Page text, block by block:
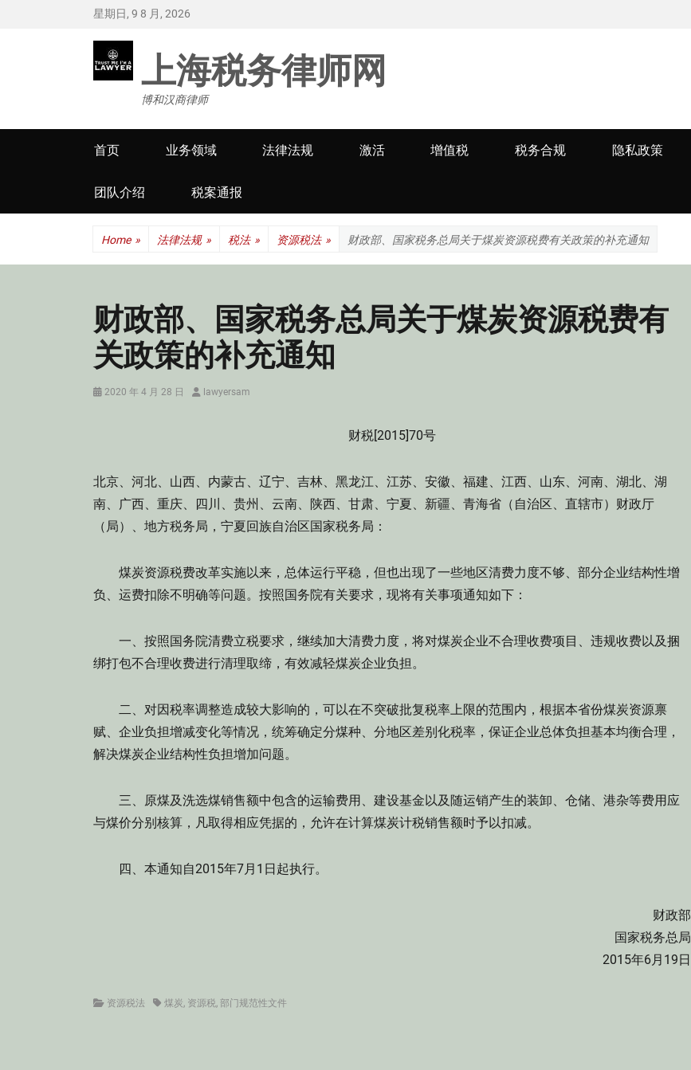
星期日, 9 8 月, 2026
上海税务律师网
博和汉商律师
Primary
menu
首页 业务领域 法律法规 激活 增值税 税务合规 隐私政策
团队介绍 税案通报
Home » 法律法规 » 税法 » 资源税法 » 财政部、国家税务总局关于煤炭资源税费有关政策的补充通知
财政部、国家税务总局关于煤炭资源税费有
关政策的补充通知
Posted
2020 年 4 月 28 日 Authorlawyersam
财税[2015]70号
北京、河北、山西、内蒙古、辽宁、吉林、黑龙江、江苏、安徽、福建、江西、山东、河南、湖北、湖
南、广西、重庆、四川、贵州、云南、陕西、甘肃、宁夏、新疆、青海省（自治区、直辖市）财政厅
（局）、地方税务局，宁夏回族自治区国家税务局：
煤炭资源税费改革实施以来，总体运行平稳，但也出现了一些地区清费力度不够、部分企业结构性增
负、运费扣除不明确等问题。按照国务院有关要求，现将有关事项通知如下：
一、按照国务院清费立税要求，继续加大清费力度，将对煤炭企业不合理收费项目、违规收费以及捆
绑打包不合理收费进行清理取缔，有效减轻煤炭企业负担。
二、对因税率调整造成较大影响的，可以在不突破批复税率上限的范围内，根据本省份煤炭资源禀
赋、企业负担增减变化等情况，统筹确定分煤种、分地区差别化税率，保证企业总体负担基本均衡合理，
解决煤炭企业结构性负担增加问题。
三、原煤及洗选煤销售额中包含的运输费用、建设基金以及随运销产生的装卸、仓储、港杂等费用应
与煤价分别核算，凡取得相应凭据的，允许在计算煤炭计税销售额时予以扣减。
四、本通知自2015年7月1日起执行。
财政部
国家税务总局
2015年6月19日
Categories
资源税法 Tags煤炭, 资源税, 部门规范性文件